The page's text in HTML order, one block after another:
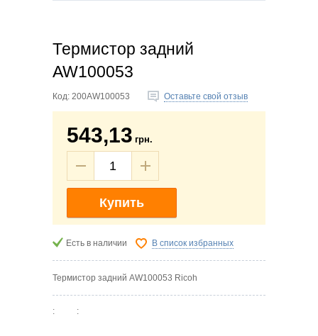
Термистор задний
AW100053
Код: 200AW100053 Оставьте свой отзыв
543,13 грн.
Купить
Есть в наличии В список избранных
Термистор задний AW100053 Ricoh
: :